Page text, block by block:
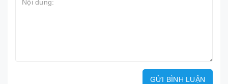
GỬI BÌNH LUẬN